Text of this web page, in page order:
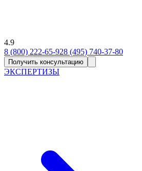
4.9
8 (800) 222-65-928 (495) 740-37-80
Получить консультацию
ЭКСПЕРТИЗЫ